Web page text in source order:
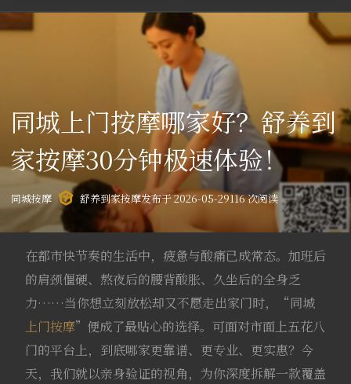
同城上门按摩哪家好？舒养到
家按摩30分钟极速体验！
同城按摩 舒养到家按摩发布于 2026-05-29116 次阅读
在都市快节奏的生活中，疲惫与酸痛已成常态。加班后
的肩颈僵硬、熬夜后的腰背酸胀、久坐后的全身乏
力……当你想立刻放松却又不愿走出家门时，“同城
上门按摩”便成了最贴心的选择。可面对市面上五花八
门的平台上，到底哪家更靠谱、更专业、更实惠？今
天，我们就以亲身验证的视角，为你深度拆解一款覆盖